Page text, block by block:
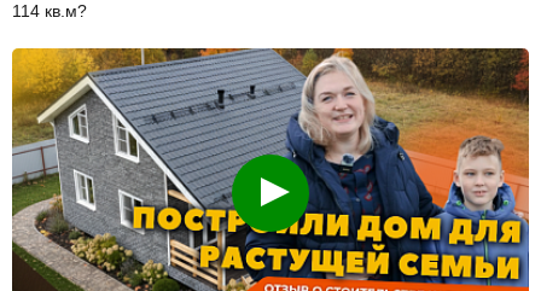
114 кв.м?
Смотреть